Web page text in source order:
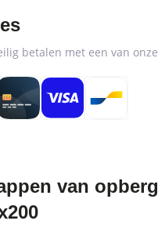
betalen met een van
van